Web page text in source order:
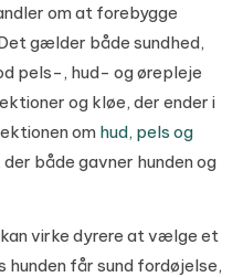
om at forebygge
gælder både sundhed,
pels-, hud- og ørepleje
og kløe, der ender i
om hud, pels og
både gavner hunden og
virke dyrere at vælge et
får sund fordøjelse,